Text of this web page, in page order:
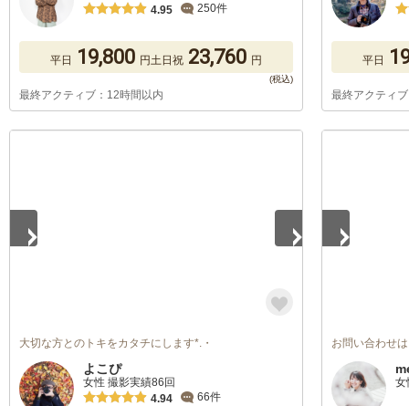
4.95
250件
平日 19,800 円土日祝 23,760 円
最終アクティブ：12時間以内
平日
最終アクティ
大切な方とのトキをカタチにします*.・
よこぴ
女性 撮影実績86回
4.94
66件
お問い合わせ
女